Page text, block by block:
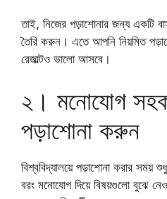
তাই, নিজের পড়াশোনার জন্য একটি
তৈরি করুন। এতে আপনি নিয়মিত
রেজাল্টও ভালো আসবে।
২। মনোযোগ
পড়াশোনা করুন
বিশ্ববিদ্যালয়ে পড়াশোনা করার সময়
বরং মনোযোগ দিয়ে বিষয়গুলো বুঝে